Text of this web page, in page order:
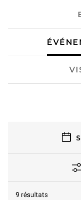
9 résultats